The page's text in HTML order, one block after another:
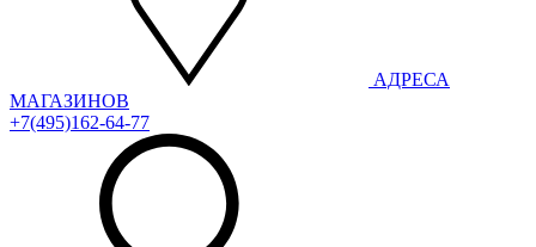
АДРЕСА
МАГАЗИНОВ
+7(495)162-64-77